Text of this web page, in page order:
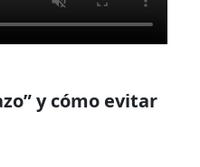
y cómo evitar